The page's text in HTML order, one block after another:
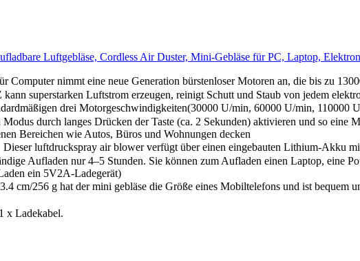
Luftgebläse, Cordless Air Duster, Mini-Gebläse für PC, Laptop,
nimmt eine neue Generation bürstenloser Motoren an, die bis zu
superstarken Luftstrom erzeugen, reinigt Schutt und Staub von jedem
drei Motorgeschwindigkeiten(30000 U/min, 60000 U/min, 110000
durch langes Drücken der Taste (ca. 2 Sekunden) aktivieren und so eine
Bereichen wie Autos, Büros und Wohnungen decken
luftdruckspray air blower verfügt über einen eingebauten Lithium-Akku mit
Aufladen nur 4–5 Stunden. Sie können zum Aufladen einen Laptop, eine
ein 5V2A-Ladegerät)
256 g hat der mini gebläse die Größe eines Mobiltelefons und ist bequem
x Ladekabel.